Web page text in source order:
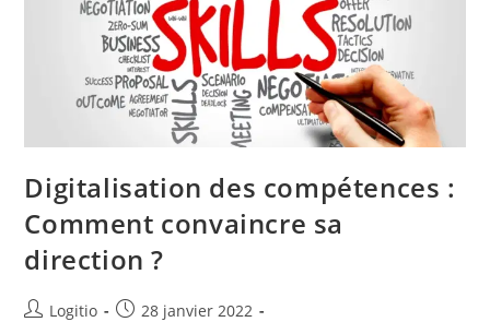
Digitalisation des compétences :
Comment convaincre sa
direction ?
Logitio
28 janvier 2022